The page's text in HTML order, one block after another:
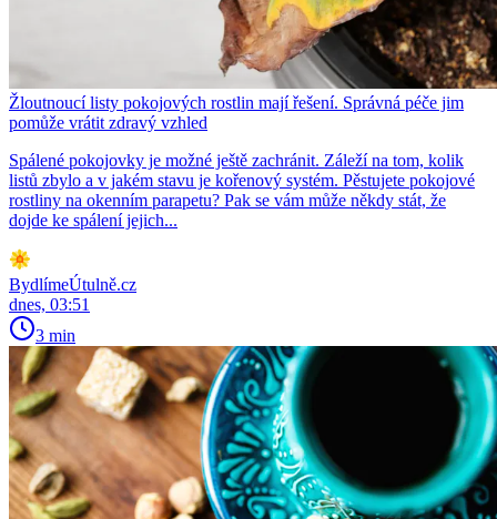
Žloutnoucí listy pokojových rostlin mají řešení. Správná péče jim
pomůže vrátit zdravý vzhled
Spálené pokojovky je možné ještě zachránit. Záleží na tom, kolik
listů zbylo a v jakém stavu je kořenový systém. Pěstujete pokojové
rostliny na okenním parapetu? Pak se vám může někdy stát, že
dojde ke spálení jejich...
BydlímeÚtulně.cz
dnes, 03:51
3 min